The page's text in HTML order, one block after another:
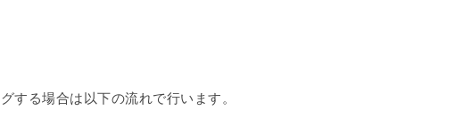
する場合は以下の流れで行います。